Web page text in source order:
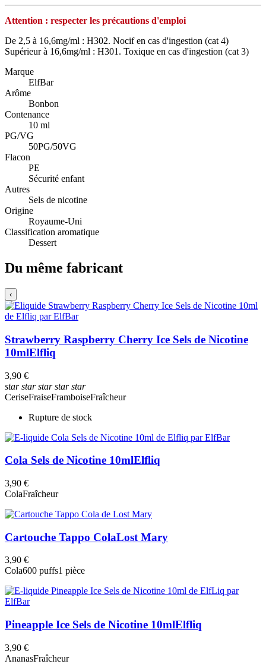
Attention : respecter les précautions d'emploi
De 2,5 à 16,6mg/ml : H302. Nocif en cas d'ingestion (cat 4)
Supérieur à 16,6mg/ml : H301. Toxique en cas d'ingestion (cat 3)
Marque
ElfBar
Arôme
Bonbon
Contenance
10 ml
PG/VG
50PG/50VG
Flacon
PE
Sécurité enfant
Autres
Sels de nicotine
Origine
Royaume-Uni
Classification aromatique
Dessert
Du même fabricant
‹
Strawberry Raspberry Cherry Ice Sels de Nicotine
10mlElfliq
3,90 €
starstarstarstarstar
CeriseFraiseFramboiseFraîcheur
Rupture de stock
Cola Sels de Nicotine 10mlElfliq
3,90 €
ColaFraîcheur
Cartouche Tappo ColaLost Mary
3,90 €
Cola600 puffs1 pièce
Pineapple Ice Sels de Nicotine 10mlElfliq
3,90 €
AnanasFraîcheur